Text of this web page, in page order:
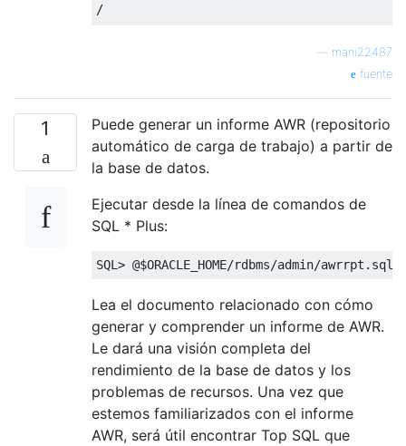
/
Step 4: select sql_text from v$sqltext
Step select
mani22487
fuente
1
Puede generar un informe AWR (repositorio
automático de carga de trabajo) a partir de
la base de datos.
Ejecutar desde la línea de comandos de
SQL * Plus:
SQL > @$ORACLE_HOME/rdbms/admin/awrrpt . sql
Lea el documento relacionado con cómo
generar y comprender un informe de AWR.
Le dará una visión completa del
rendimiento de la base de datos y los
problemas de recursos. Una vez que
estemos familiarizados con el informe
AWR, será útil encontrar Top SQL que